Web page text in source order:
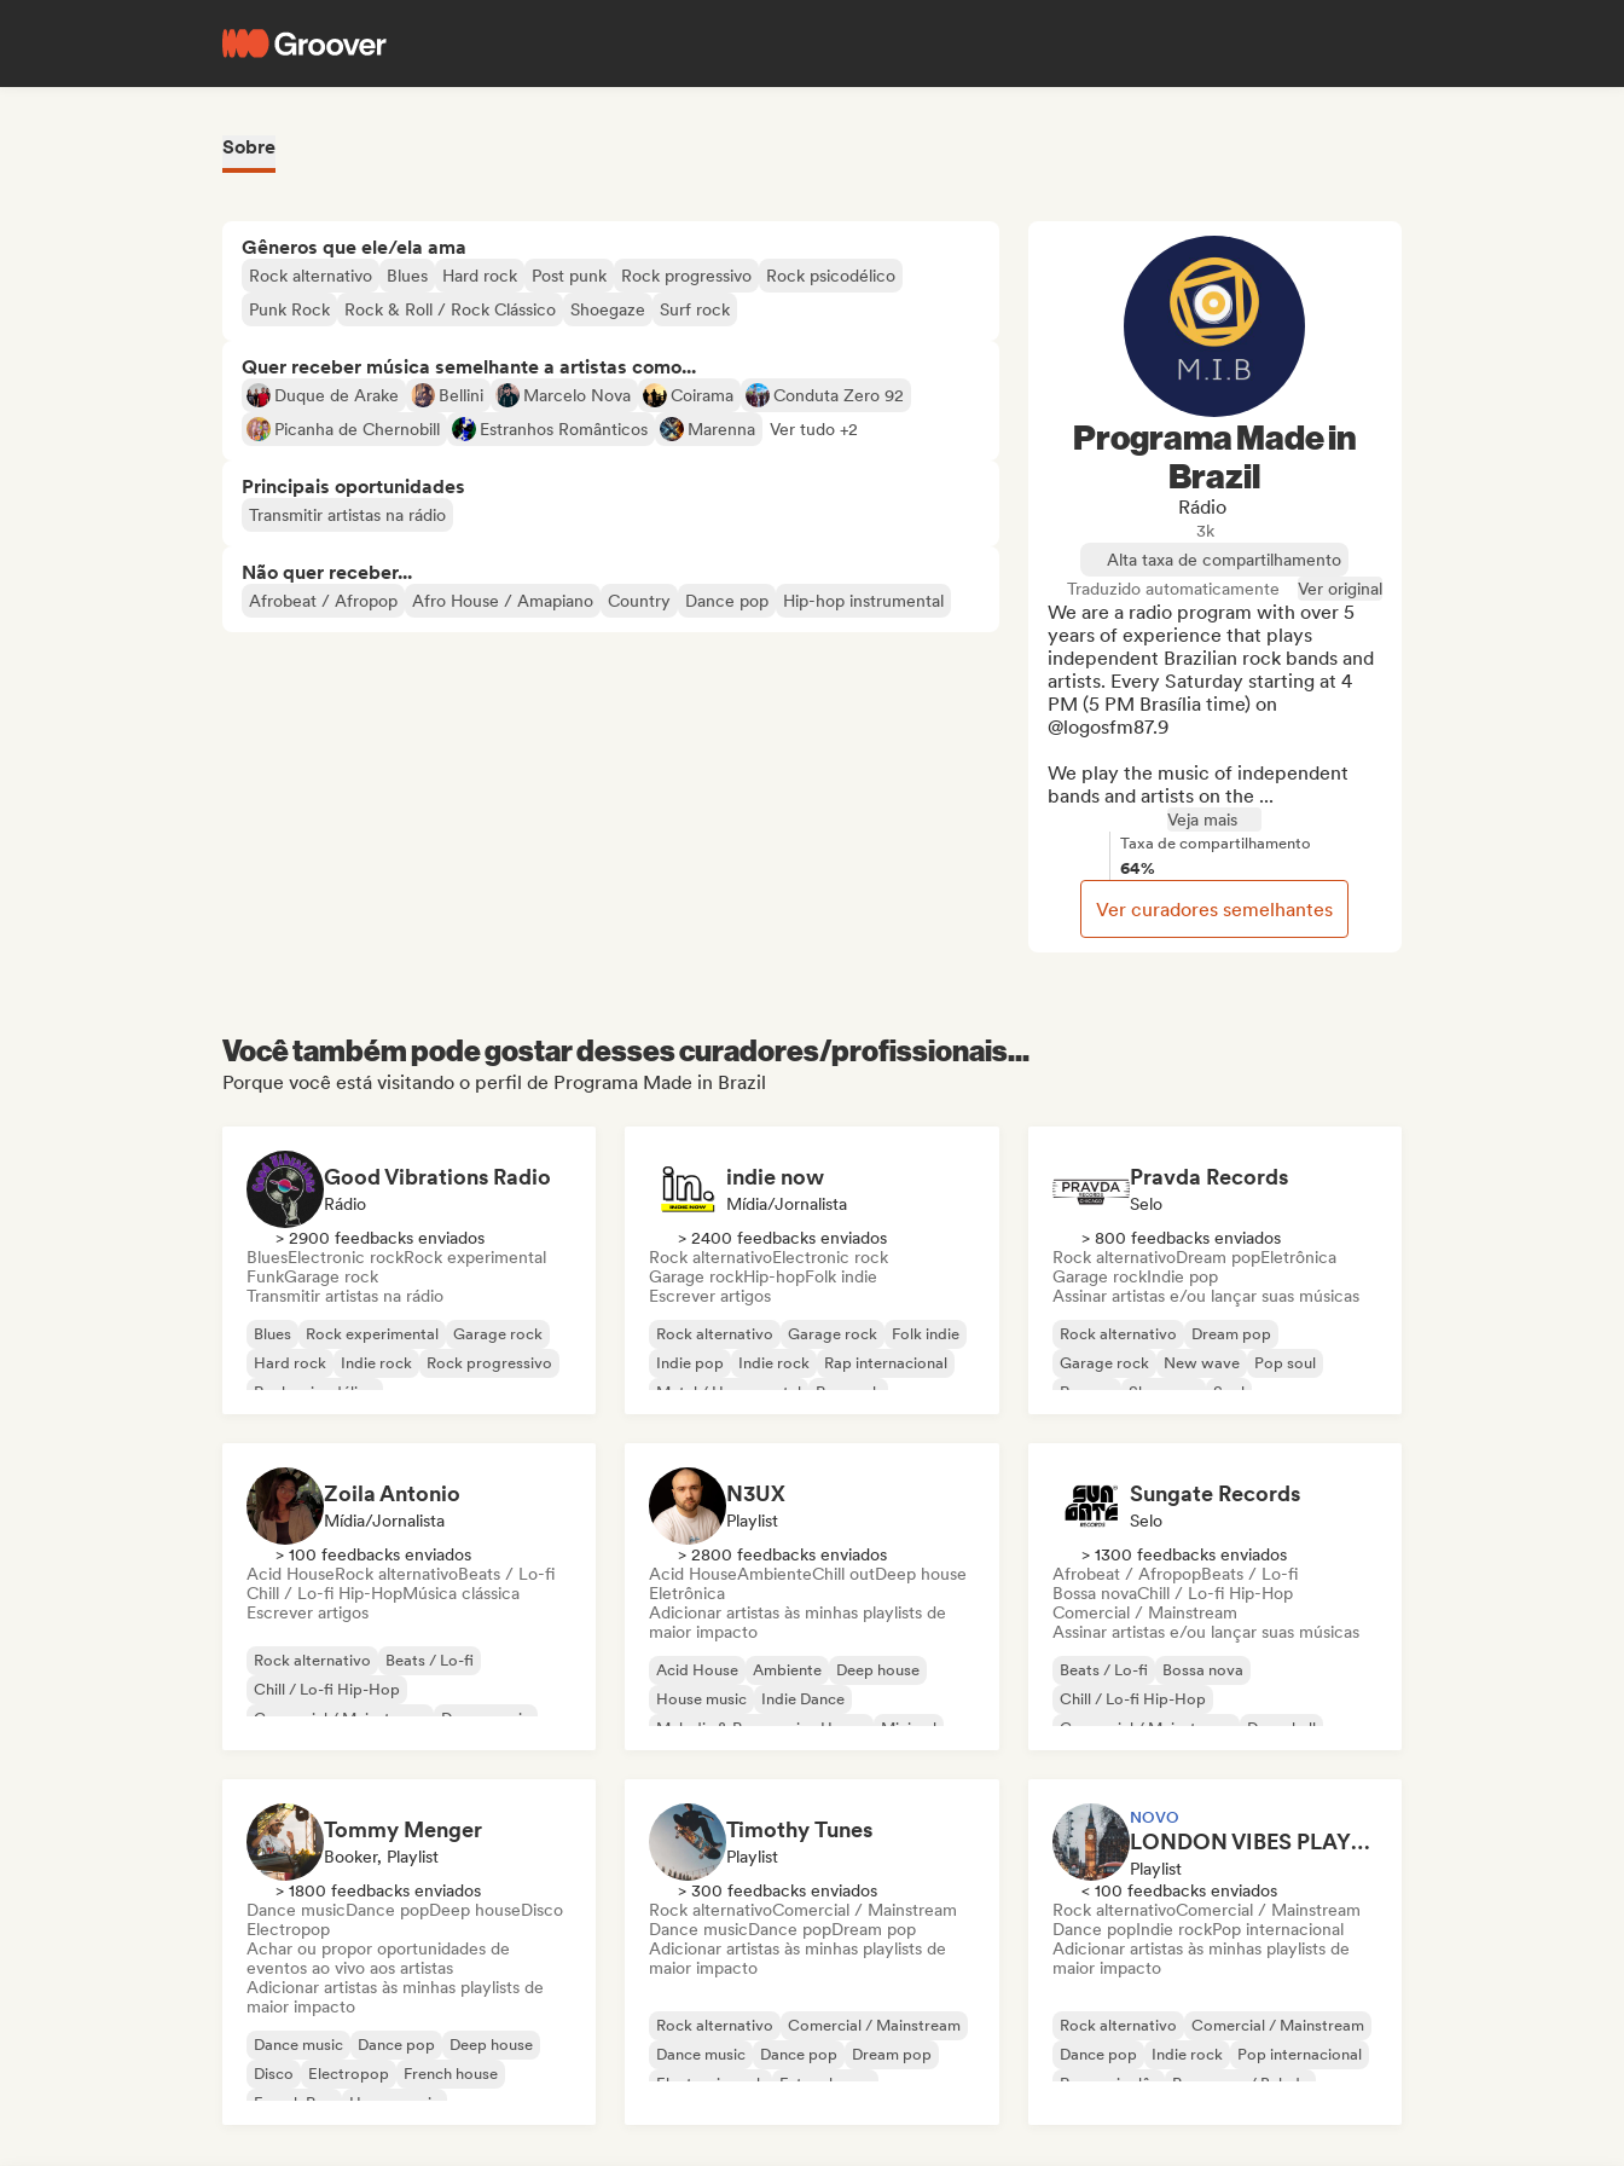
Sobre
Gêneros que ele/ela ama
Rock alternativo Blues Hard rock Post punk Rock progressivo
Rock psicodélico
Punk Rock
Rock & Roll / Rock Clássico Shoegaze Surf rock
Quer receber música semelhante a artistas como...
Duque de Arake Bellini Marcelo Nova Coirama
Conduta Zero 92
Picanha de Chernobill
Estranhos Românticos Marenna Ver tudo +2
Principais oportunidades
Transmitir artistas na rádio
Não quer receber...
Afrobeat / Afropop Afro House / Amapiano Country Dance pop Hip-hop instrumental
Programa Made in
Brazil
Rádio
3k
Alta taxa de compartilhamento
Traduzido automaticamente
Ver original
We are a radio program with over 5
years of experience that plays
independent Brazilian rock bands and
artists. Every Saturday starting at 4
PM (5 PM Brasília time) on
@logosfm87.9
We play the music of independent
bands and artists on the ...
Veja mais
Taxa de compartilhamento
64%
Ver curadores semelhantes
Você também pode gostar desses curadores/profissionais...
Porque você está visitando o perfil de Programa Made in Brazil
Good Vibrations Radio
Rádio
> 2900 feedbacks enviados
BluesElectronic rockRock experimental
FunkGarage rock
Transmitir artistas na rádio
Blues Rock experimental
Garage rock
Hard rock
Indie rock
Rock progressivo
Rock psicodélico
indie now
Mídia/Jornalista
> 2400 feedbacks enviados
Rock alternativoElectronic rock
Garage rockHip-hopFolk indie
Escrever artigos
Rock alternativo Garage rock
Folk indie
Indie pop
Indie rock
Rap internacional
Metal / Heavy metal
Pop rock
Pravda Records
Selo
> 800 feedbacks enviados
Rock alternativoDream popEletrônica
Garage rockIndie pop
Assinar artistas e/ou lançar suas músicas
Rock alternativo
Dream pop
Garage rock
New wave
Pop soul
Reggae
Shoegaze Soul
Zoila Antonio
Mídia/Jornalista
> 100 feedbacks enviados
Acid HouseRock alternativoBeats / Lo-fi
Chill / Lo-fi Hip-HopMúsica clássica
Escrever artigos
Rock alternativo
Beats / Lo-fi
Chill / Lo-fi Hip-Hop
Comercial / Mainstream
Dance music
N3UX
Playlist
> 2800 feedbacks enviados
Acid HouseAmbienteChill outDeep house
Eletrônica
Adicionar artistas às minhas playlists de
maior impacto
Acid House Ambiente
Deep house
House music
Indie Dance
Melodic & Progressive House
Minimal
Sungate Records
Selo
> 1300 feedbacks enviados
Afrobeat / AfropopBeats / Lo-fi
Bossa novaChill / Lo-fi Hip-Hop
Comercial / Mainstream
Assinar artistas e/ou lançar suas músicas
Beats / Lo-fi
Bossa nova
Chill / Lo-fi Hip-Hop
Comercial / Mainstream
Dancehall
Tommy Menger
Booker, Playlist
> 1800 feedbacks enviados
Dance musicDance popDeep houseDisco
Electropop
Achar ou propor oportunidades de
eventos ao vivo aos artistas
Adicionar artistas às minhas playlists de
maior impacto
Dance music Dance pop
Deep house
Disco
Electropop
French house
French Pop
House music
Timothy Tunes
Playlist
> 300 feedbacks enviados
Rock alternativoComercial / Mainstream
Dance musicDance popDream pop
Adicionar artistas às minhas playlists de
maior impacto
Rock alternativo
Comercial / Mainstream
Dance music
Dance pop
Dream pop
Electronic rock
Future house
NOVO
LONDON VIBES PLAYLIST
Playlist
< 100 feedbacks enviados
Rock alternativoComercial / Mainstream
Dance popIndie rockPop internacional
Adicionar artistas às minhas playlists de
maior impacto
Rock alternativo
Comercial / Mainstream
Dance pop
Indie rock
Pop internacional
Rap em inglês
Pop suave / Balada